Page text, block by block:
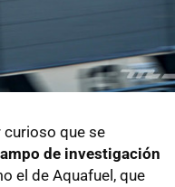
curioso que se
de investigación
el de Aquafuel, que